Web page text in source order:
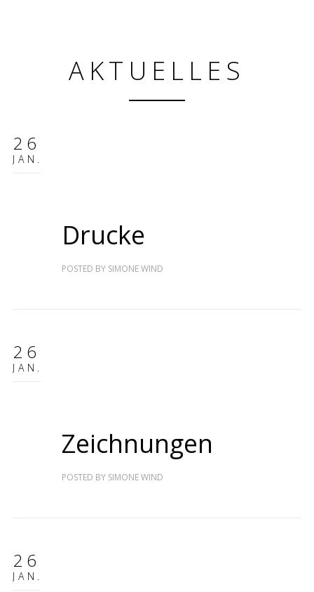
AKTUELLES
26
JAN.
Drucke
POSTED BY SIMONE WIND
26
JAN.
Zeichnungen
POSTED BY SIMONE WIND
26
JAN.